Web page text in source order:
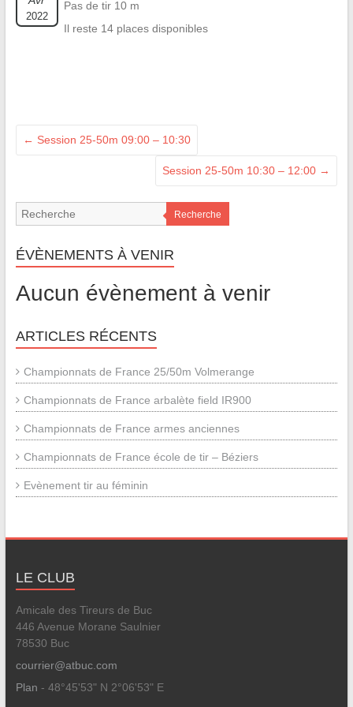
2022
Pas de tir 10 m
Il reste 14 places disponibles
← Session 25-50m 09:00 – 10:30
Session 25-50m 10:30 – 12:00 →
Recherche
ÉVÈNEMENTS À VENIR
Aucun évènement à venir
ARTICLES RÉCENTS
Championnats de France 25/50m Volmerange
Championnats de France arbalète field IR900
Championnats de France armes anciennes
Championnats de France école de tir – Béziers
Evènement tir au féminin
LE CLUB
Amicale des Tireurs de Buc
446 Avenue Morane Saulnier
78530 Buc
courrier@atbuc.com
Plan - 48°45'53" N 2°06'53" E